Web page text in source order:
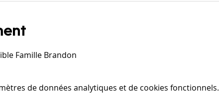
Famille Brandon
de données analytiques et de cookies fonctionnels.